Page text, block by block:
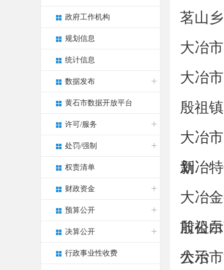
政府工作机构
规划信息
统计信息
数据发布
黄石市数据开放平台
许可/服务
处罚/强制
权责清单
财政资金
预算公开
决算公开
行政事业性收费
茗山
大冶
大冶
殷祖
大冶
划
新冶
大冶
前公示
殷祖
公示
大冶